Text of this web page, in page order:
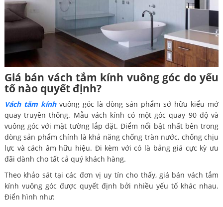
Giá bán vách tắm kính vuông góc do yếu
tố nào quyết định?
Vách tắm kínhvuông góc là dòng sản phẩm sở hữu kiểu mở
quay truyền thống. Mẫu vách kính có một góc quay 90 độ và
vuông góc với mặt tường lắp đặt. Điểm nổi bật nhất bên trong
dòng sản phẩm chính là khả năng chống tràn nước, chống chịu
lực và cách âm hữu hiệu. Đi kèm với có là bảng giá cực kỳ ưu
đãi dành cho tất cả quý khách hàng.
Theo khảo sát tại các đơn vị uy tín cho thấy, giá bán vách tắm
kính vuông góc được quyết định bởi nhiều yếu tố khác nhau.
Điển hình như: